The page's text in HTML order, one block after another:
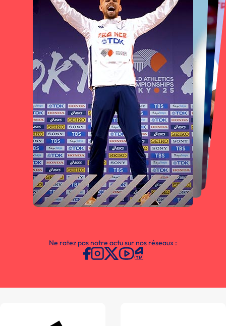
Ne ratez pas notre actu sur nos réseaux :